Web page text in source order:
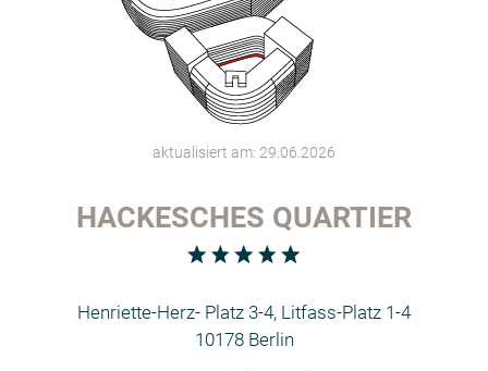
aktualisiert am: 29.06.2026
HACKESCHES QUARTIER
Henriette-Herz- Platz 3-4, Litfass-Platz 1-4
10178 Berlin